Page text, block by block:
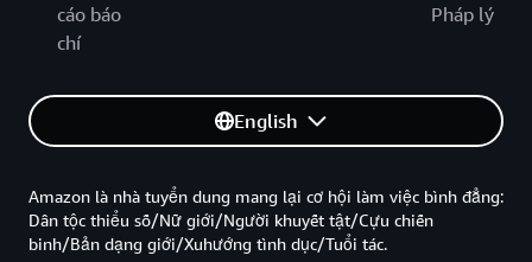
cáo báo
chí
Pháp lý
English
Amazon là nhà tuyển dung mang lại cơ hội làm việc bình đẳng:
Dân tộc thiểu số/Nữ giới/Người khuyết tật/Cựu chiến
binh/Bản dạng giới/Xuhướng tình dục/Tuổi tác.